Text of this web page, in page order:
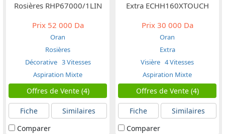
Rosières RHP67000/1LIN
Prix52 000 Da
Oran
Rosières
Décorative 3 Vitesses
Aspiration Mixte
Offres de Vente (4)
Fiche
Similaires
Comparer
Extra ECHH160XTOUCH
Prix30 000 Da
Oran
Extra
Visière 4 Vitesses
Aspiration Mixte
Offres de Vente (4)
Fiche
Similaires
Comparer